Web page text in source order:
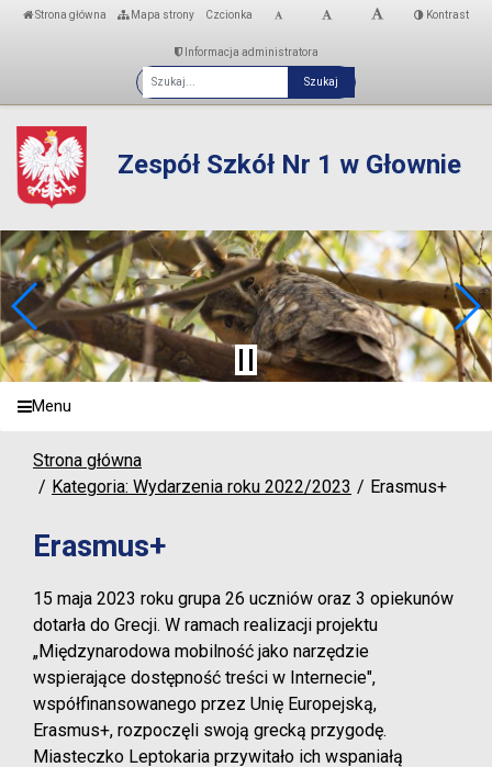
Strona główna Mapa strony Czcionka Kontrast
Informacja administratora
Fraza
Zespół Szkół Nr 1 w Głownie
Menu
Strona główna
Kategoria: Wydarzenia roku 2022/2023
Erasmus+
Erasmus+
15 maja 2023 roku grupa 26 uczniów oraz 3 opiekunów
dotarła do Grecji. W ramach realizacji projektu
„Międzynarodowa mobilność jako narzędzie
wspierające dostępność treści w Internecie",
współfinansowanego przez Unię Europejską,
Erasmus+, rozpoczęli swoją grecką przygodę.
Miasteczko Leptokaria przywitało ich wspaniałą